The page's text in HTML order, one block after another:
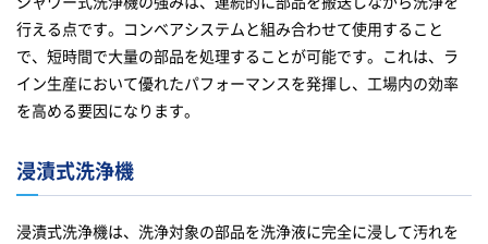
行える点です。コンベアシステムと組み合わせて使用すること
で、短時間で大量の部品を処理することが可能です。これは、ラ
イン生産において優れたパフォーマンスを発揮し、工場内の効率
を高める要因になります。
浸漬式洗浄機
浸漬式洗浄機は、洗浄対象の部品を洗浄液に完全に浸して汚れを